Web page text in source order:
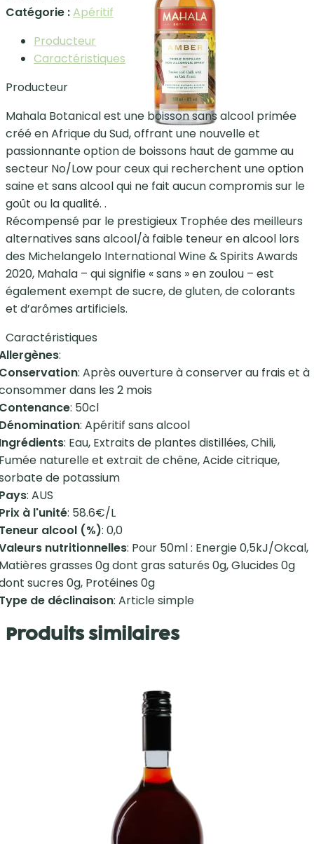
Catégorie :Apéritif
Producteur
Caractéristiques
Producteur
Mahala Botanical est une boisson sans alcool primée
créé en Afrique du Sud, offrant une nouvelle et
passionnante option de boissons haut de gamme au
secteur No/Low pour ceux qui recherchent une option
saine et sans alcool qui ne fait aucun compromis sur le
goût ou la qualité. .
Récompensé par le prestigieux Trophée des meilleurs
alternatives sans alcool/à faible teneur en alcool lors
des Michelangelo International Wine & Spirits Awards
2020, Mahala – qui signifie « sans » en zoulou – est
également exempt de sucre, de gluten, de colorants
et d’arômes artificiels.
Caractéristiques
:
: Après ouverture à conserver au frais et à
dans les 2 mois
: 50cl
: Apéritif sans alcool
: Eau, Extraits de plantes distillées, Chili,
naturelle et extrait de chêne, Acide citrique,
de potassium
: AUS
à l'unité: 58.6€/L
alcool (%): 0,0
nutritionnelles: Pour 50ml : Energie 0,5kJ/Okcal,
grasses 0g dont gras saturés 0g, Glucides 0g
sucres 0g, Protéines 0g
de déclinaison: Article simple
Produits similaires